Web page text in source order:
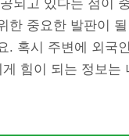
되고 있다는 점이
한 중요한 발판이
. 혹시 주변에 외국
힘이 되는 정보는